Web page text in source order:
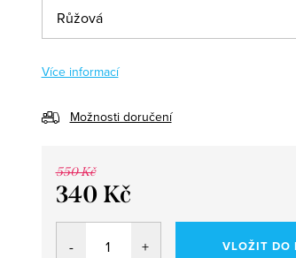
Více informací
Možnosti doručení
550 Kč
340 Kč
Měrná
VLOŽIT DO